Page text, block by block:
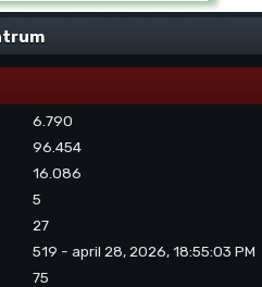
6.790
96.454
16.086
5
27
519 - april 28, 2026, 18:55:03 PM
75